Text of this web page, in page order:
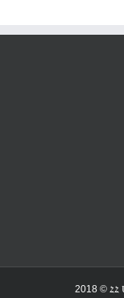
2018 ©